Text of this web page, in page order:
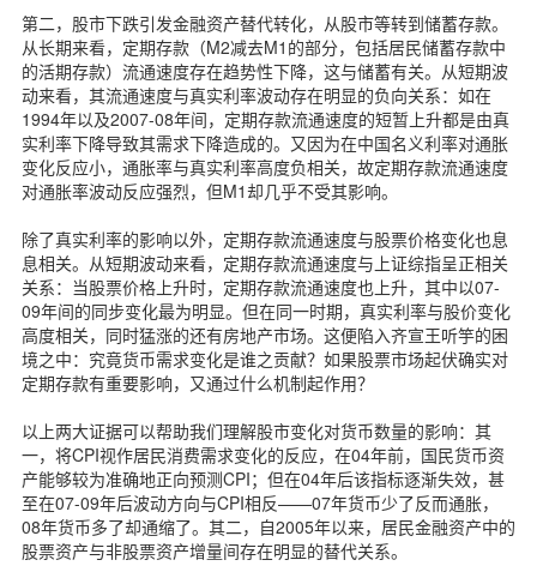
第二，股市下跌引发金融资产替代转化，从股市等转到储蓄存款。
从长期来看，定期存款（M2减去M1的部分，包括居民储蓄存款中
的活期存款）流通速度存在趋势性下降，这与储蓄有关。从短期波
动来看，其流通速度与真实利率波动存在明显的负向关系：如在
1994年以及2007-08年间，定期存款流通速度的短暂上升都是由真
实利率下降导致其需求下降造成的。又因为在中国名义利率对通胀
变化反应小，通胀率与真实利率高度负相关，故定期存款流通速度
对通胀率波动反应强烈，但M1却几乎不受其影响。
除了真实利率的影响以外，定期存款流通速度与股票价格变化也息
息相关。从短期波动来看，定期存款流通速度与上证综指呈正相关
关系：当股票价格上升时，定期存款流通速度也上升，其中以07-
09年间的同步变化最为明显。但在同一时期，真实利率与股价变化
高度相关，同时猛涨的还有房地产市场。这便陷入齐宣王听竽的困
境之中：究竟货币需求变化是谁之贡献？如果股票市场起伏确实对
定期存款有重要影响，又通过什么机制起作用？
以上两大证据可以帮助我们理解股市变化对货币数量的影响：其
一，将CPI视作居民消费需求变化的反应，在04年前，国民货币资
产能够较为准确地正向预测CPI；但在04年后该指标逐渐失效，甚
至在07-09年后波动方向与CPI相反——07年货币少了反而通胀，
08年货币多了却通缩了。其二，自2005年以来，居民金融资产中的
股票资产与非股票资产增量间存在明显的替代关系。